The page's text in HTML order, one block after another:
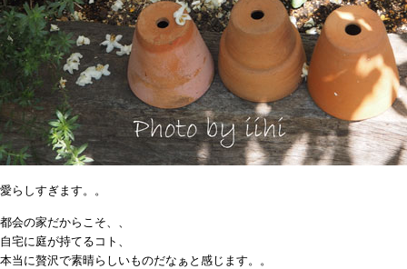
愛らしすぎます。。
都会の家だからこそ、、
自宅に庭が持てるコト、
本当に贅沢で素晴らしいものだなぁと感じます。。